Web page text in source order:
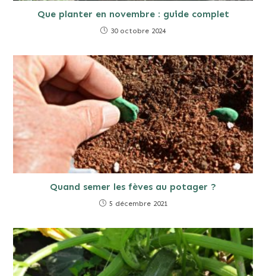
Que planter en novembre : guide complet
30 octobre 2024
Quand semer les fèves au potager ?
5 décembre 2021